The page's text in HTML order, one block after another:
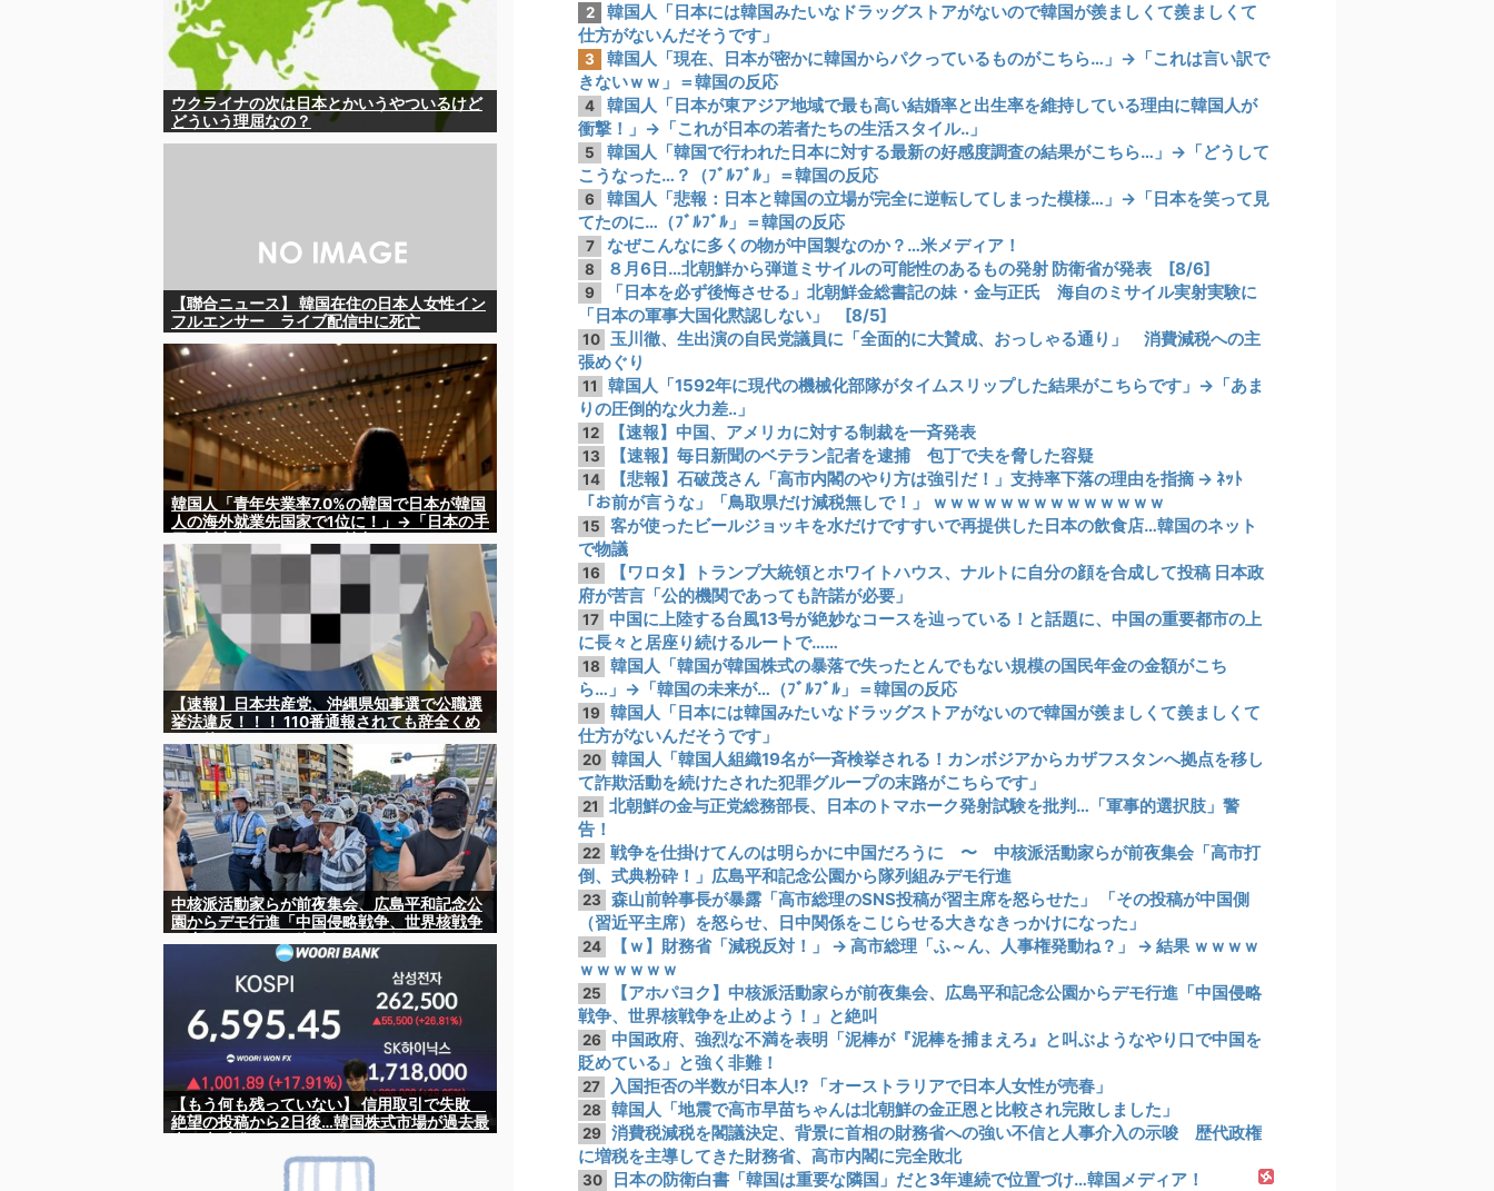
2
韓国人「日本には韓国みたいなドラッグストアがないので韓国が羨ましくて羨ましくて
仕方がないんだそうです」
3
韓国人「現在、日本が密かに韓国からパクっているものがこちら…」→「これは言い訳で
きないｗｗ」＝韓国の反応
4
韓国人「日本が東アジア地域で最も高い結婚率と出生率を維持している理由に韓国人が
衝撃！」→「これが日本の若者たちの生活スタイル‥」
5
韓国人「韓国で行われた日本に対する最新の好感度調査の結果がこちら…」→「どうして
こうなった…？（ﾌﾞﾙﾌﾞﾙ」＝韓国の反応
6
韓国人「悲報：日本と韓国の立場が完全に逆転してしまった模様…」→「日本を笑って見
てたのに…（ﾌﾞﾙﾌﾞﾙ」＝韓国の反応
7 なぜこんなに多くの物が中国製なのか？…米メディア！
8 ８月6日…北朝鮮から弾道ミサイルの可能性のあるもの発射 防衛省が発表 [8/6]
9
「日本を必ず後悔させる」北朝鮮金総書記の妹・金与正氏 海自のミサイル実射実験に
「日本の軍事大国化黙認しない」 [8/5]
10 玉川徹、生出演の自民党議員に「全面的に大賛成、おっしゃる通り」 消費減税への主
張めぐり
11
韓国人「1592年に現代の機械化部隊がタイムスリップした結果がこちらです」→「あま
りの圧倒的な火力差‥」
12 【速報】中国、アメリカに対する制裁を一斉発表
13 【速報】毎日新聞のベテラン記者を逮捕 包丁で夫を脅した容疑
14
【悲報】石破茂さん「高市内閣のやり方は強引だ！」支持率下落の理由を指摘 → ﾈｯﾄ
「お前が言うな」「鳥取県だけ減税無しで！」 ｗｗｗｗｗｗｗｗｗｗｗｗｗｗ
15
客が使ったビールジョッキを水だけですすいで再提供した日本の飲食店…韓国のネット
で物議
16
【ワロタ】トランプ大統領とホワイトハウス、ナルトに自分の顔を合成して投稿 日本政
府が苦言「公的機関であっても許諾が必要」
17 中国に上陸する台風13号が絶妙なコースを辿っている！と話題に、中国の重要都市の上
に長々と居座り続けるルートで……
18
韓国人「韓国が韓国株式の暴落で失ったとんでもない規模の国民年金の金額がこち
ら…」→「韓国の未来が…（ﾌﾞﾙﾌﾞﾙ」＝韓国の反応
19
韓国人「日本には韓国みたいなドラッグストアがないので韓国が羨ましくて羨ましくて
仕方がないんだそうです」
20 韓国人「韓国人組織19名が一斉検挙される！カンボジアからカザフスタンへ拠点を移し
て詐欺活動を続けたされた犯罪グループの末路がこちらです」
21
北朝鮮の金与正党総務部長、日本のトマホーク発射試験を批判…「軍事的選択肢」警
告！
22 戦争を仕掛けてんのは明らかに中国だろうに 〜 中核派活動家らが前夜集会「高市打
倒、式典粉砕！」広島平和記念公園から隊列組みデモ行進
23
森山前幹事長が暴露「高市総理のSNS投稿が習主席を怒らせた」 「その投稿が中国側
（習近平主席）を怒らせ、日中関係をこじらせる大きなきっかけになった」
24
【ｗ】財務省「減税反対！」 → 高市総理「ふ～ん、人事権発動ね？」 → 結果 ｗｗｗｗ
ｗｗｗｗｗｗ
25
【アホパヨク】中核派活動家らが前夜集会、広島平和記念公園からデモ行進「中国侵略
戦争、世界核戦争を止めよう！」と絶叫
26
中国政府、強烈な不満を表明「泥棒が『泥棒を捕まえろ』と叫ぶようなやり口で中国を
貶めている」と強く非難！
27 入国拒否の半数が日本人!? 「オーストラリアで日本人女性が売春」
28 韓国人「地震で高市早苗ちゃんは北朝鮮の金正恩と比較され完敗しました」
29
消費税減税を閣議決定、背景に首相の財務省への強い不信と人事介入の示唆 歴代政権
に増税を主導してきた財務省、高市内閣に完全敗北
30 日本の防衛白書「韓国は重要な隣国」だと3年連続で位置づけ…韓国メディア！
ウクライナの次は日本とかいうやついるけど
どういう理屈なの？
【聯合ニュース】 韓国在住の日本人女性イン
フルエンサー ライブ配信中に死亡
韓国人「青年失業率7.0%の韓国で日本が韓国
人の海外就業先国家で1位に！」→「日本の手
【速報】日本共産党、沖縄県知事選で公職選
挙法違反！！！ 110番通報されても辞全くめ
中核派活動家らが前夜集会、広島平和記念公
園からデモ行進「中国侵略戦争、世界核戦争
【もう何も残っていない】 信用取引で失敗
絶望の投稿から2日後…韓国株式市場が過去最